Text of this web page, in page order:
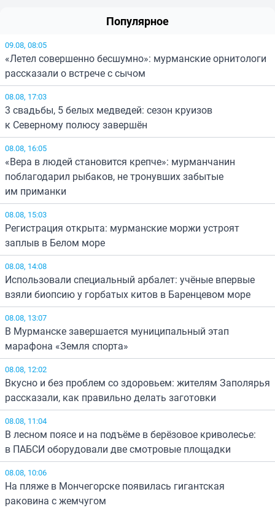
Популярное
09.08, 08:05
«Летел совершенно бесшумно»: мурманские орнитологи
рассказали о встрече с сычом
08.08, 17:03
3 свадьбы, 5 белых медведей: сезон круизов
к Северному полюсу завершён
08.08, 16:05
«Вера в людей становится крепче»: мурманчанин
поблагодарил рыбаков, не тронувших забытые
им приманки
08.08, 15:03
Регистрация открыта: мурманские моржи устроят
заплыв в Белом море
08.08, 14:08
Использовали специальный арбалет: учёные впервые
взяли биопсию у горбатых китов в Баренцевом море
08.08, 13:07
В Мурманске завершается муниципальный этап
марафона «Земля спорта»
08.08, 12:02
Вкусно и без проблем со здоровьем: жителям Заполярья
рассказали, как правильно делать заготовки
08.08, 11:04
В лесном поясе и на подъёме в берёзовое криволесье:
в ПАБСИ оборудовали две смотровые площадки
08.08, 10:06
На пляже в Мончегорске появилась гигантская
раковина с жемчугом